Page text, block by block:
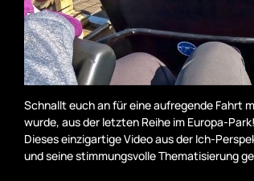
Schnallt euch an für eine aufregende Fahrt
wurde, aus der letzten Reihe im Europa-Park!
Dieses einzigartige Video aus der Ich-
und seine stimmungsvolle Thematisierung